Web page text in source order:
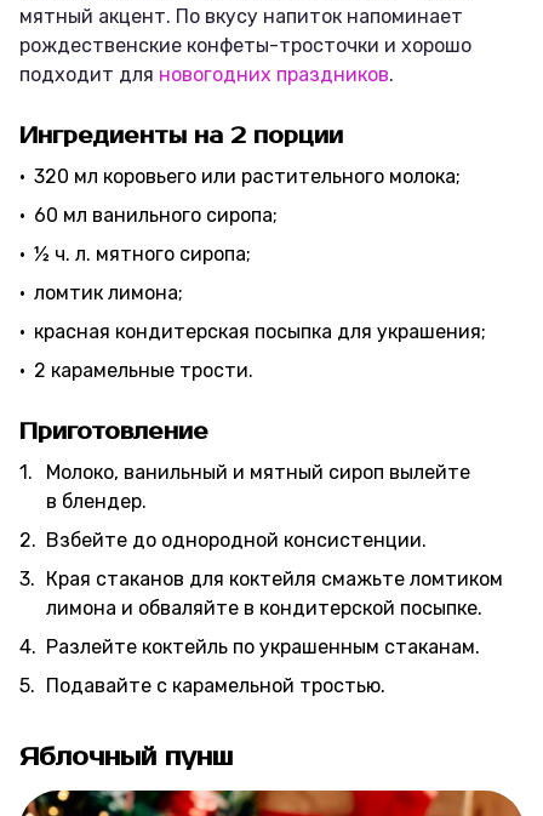
мятный акцент. По вкусу напиток напоминает
рождественские конфеты-тросточки и хорошо
подходит для новогодних праздников.
Ингредиенты на 2 порции
320 мл коровьего или растительного молока;
60 мл ванильного сиропа;
½ ч. л. мятного сиропа;
ломтик лимона;
красная кондитерская посыпка для украшения;
2 карамельные трости.
Приготовление
Молоко, ванильный и мятный сироп вылейте
в блендер.
Взбейте до однородной консистенции.
Края стаканов для коктейля смажьте ломтиком
лимона и обваляйте в кондитерской посыпке.
Разлейте коктейль по украшенным стаканам.
Подавайте с карамельной тростью.
Яблочный пунш